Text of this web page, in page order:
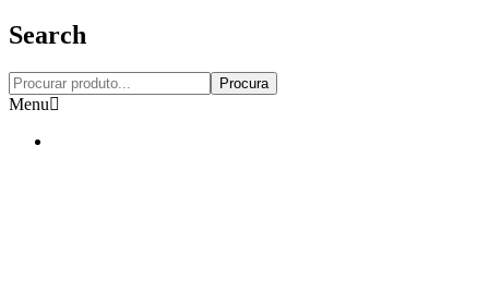
Search
Procura
Menu